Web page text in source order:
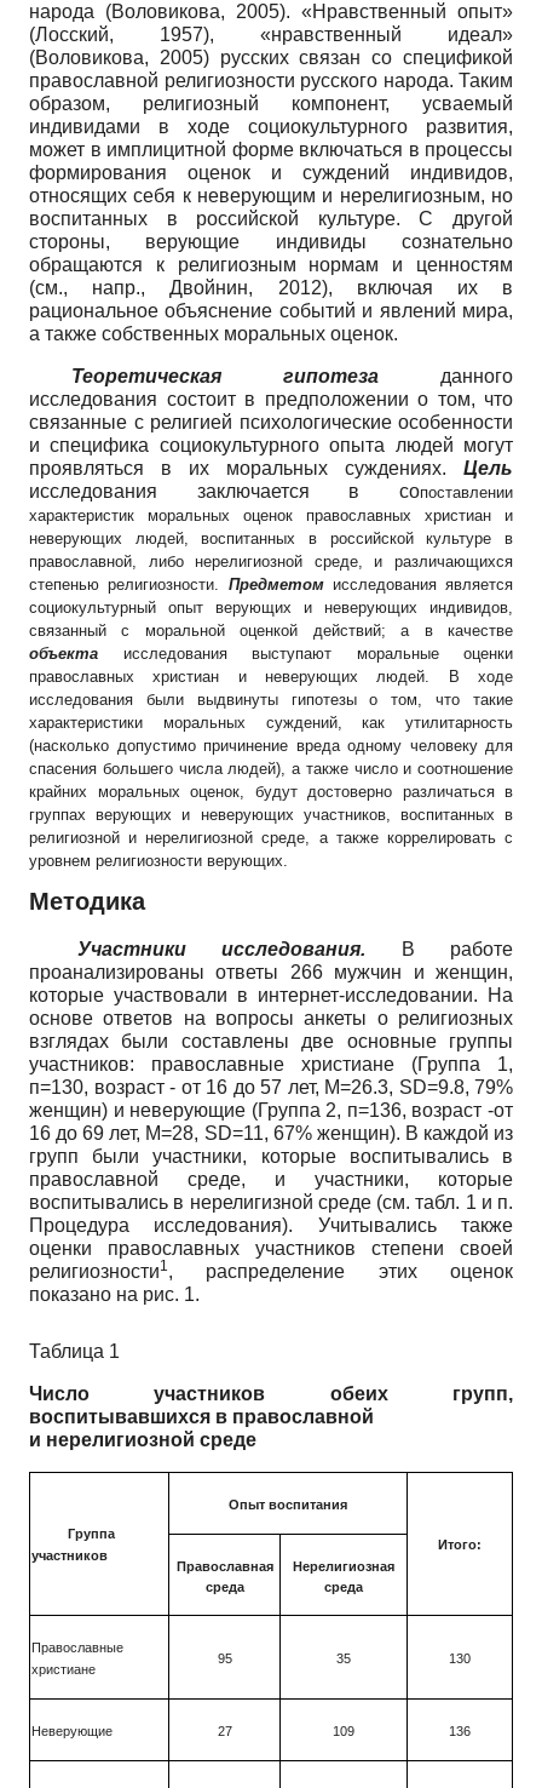
народа (Воловикова, 2005). «Нравственный опыт»
(Лосский, 1957), «нравственный идеал»
(Воловикова, 2005) русских связан со спецификой
православной религиозности русского народа. Таким
образом, религиозный компонент, усваемый
индивидами в ходе социокультурного развития,
может в имплицитной форме включаться в процессы
формирования оценок и суждений индивидов,
относящих себя к неверующим и нерелигиозным, но
воспитанных в российской культуре. С другой
стороны, верующие индивиды сознательно
обращаются к религиозным нормам и ценностям
(см., напр., Двойнин, 2012), включая их в
рациональное объяснение событий и явлений мира,
а также собственных моральных оценок.
Теоретическая гипотезаданного
исследования состоит в предположении о том, что
связанные с религией психологические особенности
и специфика социокультурного опыта людей могут
проявляться в их моральных суждениях. Цель
исследования заключается в сопоставлении
характеристик моральных оценок православных христиан и
неверующих людей, воспитанных в российской культуре в
православной, либо нерелигиозной среде, и различающихся
степенью религиозности. Предметомисследования является
социокультурный опыт верующих и неверующих индивидов,
связанный с моральной оценкой действий; а в качестве
объекта исследования выступают моральные оценки
православных христиан и неверующих людей. В ходе
исследования были выдвинуты гипотезы о том, что такие
характеристики моральных суждений, как утилитарность
(насколько допустимо причинение вреда одному человеку для
спасения большего числа людей), а также число и соотношение
крайних моральных оценок, будут достоверно различаться в
группах верующих и неверующих участников, воспитанных в
религиозной и нерелигиозной среде, а также коррелировать с
уровнем религиозности верующих.
Методика
Участники исследования. В работе
проанализированы ответы 266 мужчин и женщин,
которые участвовали в интернет-исследовании. На
основе ответов на вопросы анкеты о религиозных
взглядах были составлены две основные группы
участников: православные христиане (Группа 1,
п=130, возраст - от 16 до 57 лет, М=26.3, SD=9.8, 79%
женщин) и неверующие (Группа 2, п=136, возраст -от
16 до 69 лет, М=28, SD=11, 67% женщин). В каждой из
групп были участники, которые воспитывались в
православной среде, и участники, которые
воспитывались в нерелигизной среде (см. табл. 1 и п.
Процедура исследования). Учитывались также
оценки православных участников степени своей
религиозности1 , распределение этих оценок
показано на рис. 1.
Таблица 1
Число участников обеих групп,
воспитывавшихся в православной
и нерелигиозной среде
Группа
участников
Опыт воспитания
Итого:
Православная
среда
Нерелигиозная
среда
Православные
христиане
95 35 130
Неверующие 27 109 136